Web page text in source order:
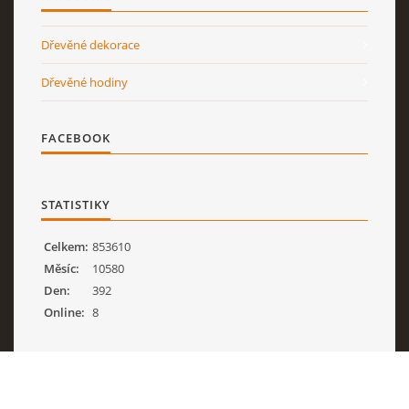
Milan Gregor
Dřevěné dekorace
Dřevěné hodiny
FACEBOOK
STATISTIKY
Online: 8
Celkem: 853610
Měsíc:
10580
Den:
392